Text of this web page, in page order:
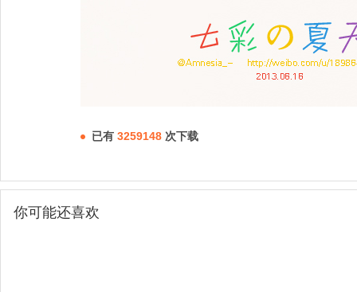
已有 3259148 次下载
你可能还喜欢